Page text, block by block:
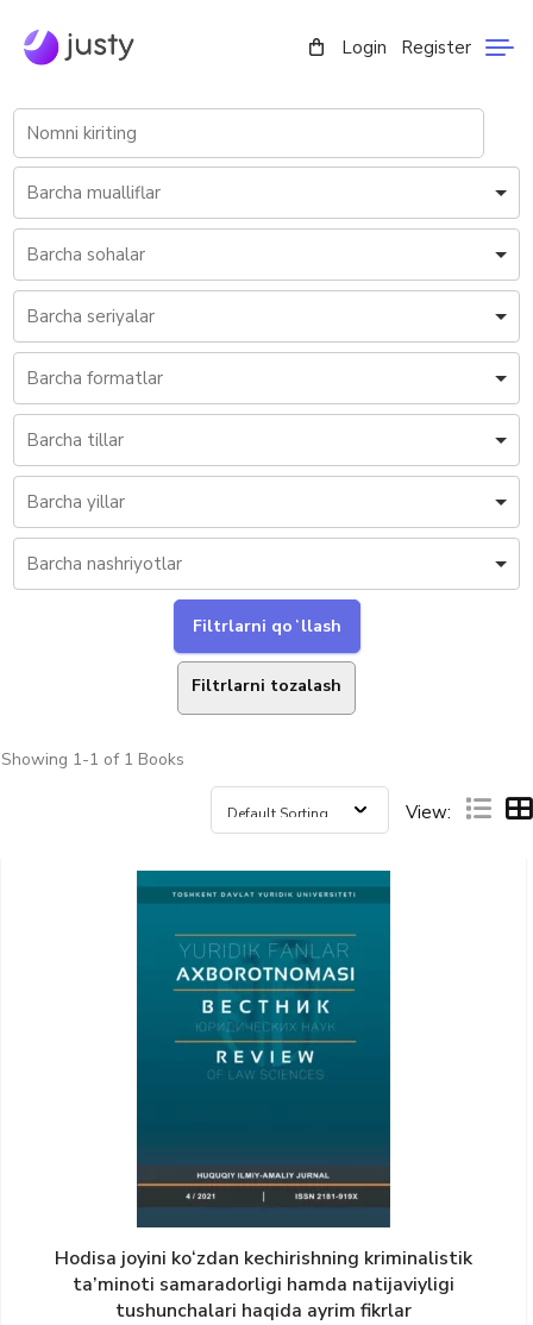
Login Register
Filtrlarni tozalash
Showing 1-1 of 1 Books
View:
Hodisa joyini kо‘zdan kechirishning kriminalistik
ta’minoti samaradorligi hamda natijaviyligi
tushunchalari haqida ayrim fikrlar